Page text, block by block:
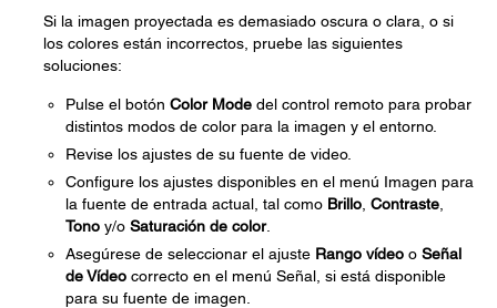
Si la imagen proyectada es demasiado oscura o clara, o si
los colores están incorrectos, pruebe las siguientes
soluciones:
Pulse el botón Color Mode del control remoto para probar
distintos modos de color para la imagen y el entorno.
Revise los ajustes de su fuente de video.
Configure los ajustes disponibles en el menú Imagen para
la fuente de entrada actual, tal como Brillo Contraste
Tono y/o Saturación de color.
Asegúrese de seleccionar el ajuste Rango vídeo o Señal
de Vídeo correcto en el menú Señal, si está disponible
para su fuente de imagen.